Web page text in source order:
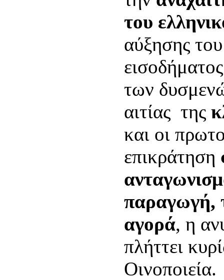
του
αύξησης
των
αιτίας της
και οι
επικράτηση
παραγωγή,
αγορά, η
πλήττει
Οινοποιεία.